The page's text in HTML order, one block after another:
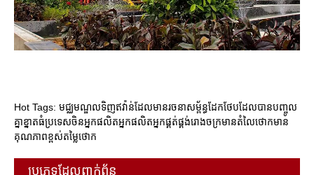
Hot Tags: មជ្ឈមណ្ឌលទិញឥវ៉ាន់ដែលមានរចនាសម្ព័ន្ធដែកថែបដែលបានបញ្ចូល
គ្នាខ្នាតធំប្រទេសចិនអ្នកផលិតអ្នកផលិតអ្នកផ្គត់ផ្គង់រោងចក្រមានតំលៃថោកមាន
គុណភាពខ្ពស់តម្លៃថោក
ប្រភេទដែលពាក់ព័ន្ធ